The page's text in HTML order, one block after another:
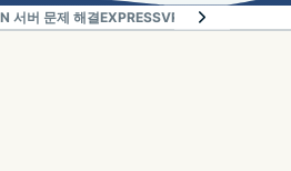
서버 문제 해결EXPRESSVPN이어야만 하는